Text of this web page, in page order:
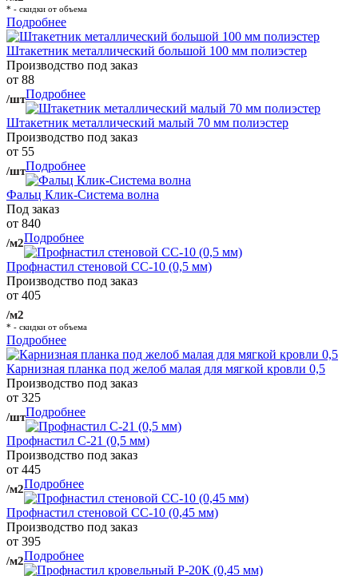
* - скидки от объема
Подробнее
Штакетник металлический большой 100 мм полиэстер
Производство под заказ
от 88
/штПодробнее
Штакетник металлический малый 70 мм полиэстер
Производство под заказ
от 55
/штПодробнее
Фальц Клик-Система волна
Под заказ
от 840
/м2Подробнее
Профнастил стеновой СС-10 (0,5 мм)
Производство под заказ
от 405
/м2
* - скидки от объема
Подробнее
Карнизная планка под желоб малая для мягкой кровли 0,5
Производство под заказ
от 325
/штПодробнее
Профнастил С-21 (0,5 мм)
Производство под заказ
от 445
/м2Подробнее
Профнастил стеновой СС-10 (0,45 мм)
Производство под заказ
от 395
/м2Подробнее